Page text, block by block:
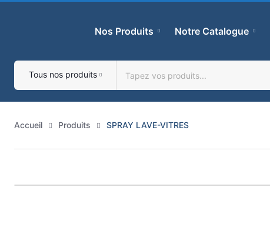
Nos Produits Notre Catalogue
Tous nos produits
Accueil Produits SPRAY LAVE-VITRES